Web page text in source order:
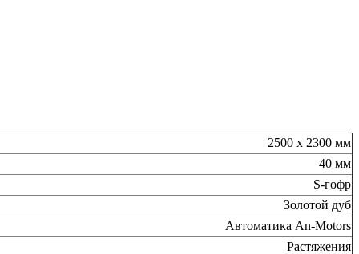
2500 х 2300 мм
40 мм
S-гофр
Золотой дуб
Автоматика An-Motors
Растяжения